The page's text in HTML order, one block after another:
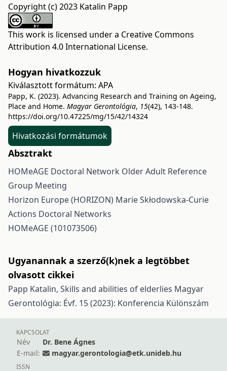
Copyright (c) 2023 Katalin Papp
This work is licensed under a Creative Commons
Attribution 4.0 International License.
Hogyan hivatkozzuk
Kiválasztott formátum: APA
Papp, K. (2023). Advancing Research and Training on Ageing,
Place and Home. Magyar Gerontológia, 15(42), 143-148.
https://doi.org/10.47225/mg/15/42/14324
Hivatkozási formátumok
Absztrakt
HOMeAGE Doctoral Network Older Adult Reference
Group Meeting
Horizon Europe (HORIZON) Marie Skłodowska-Curie
Actions Doctoral Networks
HOMeAGE (101073506)
Ugyanannak a szerző(k)nek a legtöbbet
olvasott cikkei
Papp Katalin, Skills and abilities of elderlies Magyar
Gerontológia: Évf. 15 (2023): Konferencia Különszám
KAPCSOLAT
Név
Dr. Bene Ágnes
E-mail:
magyar.gerontologia@etk.unideb.hu
ISSN